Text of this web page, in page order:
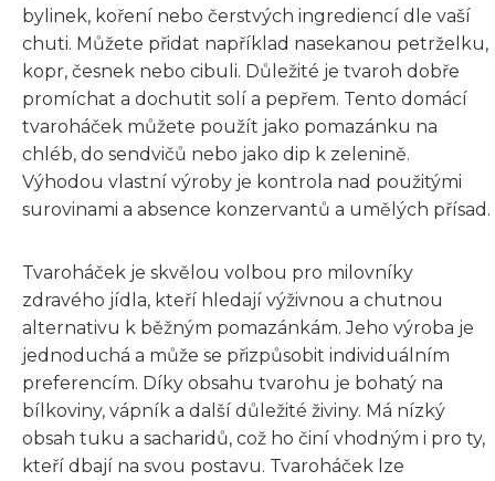
bylinek, koření nebo čerstvých ingrediencí dle vaší
chuti. Můžete přidat například nasekanou petrželku,
kopr, česnek nebo cibuli. Důležité je tvaroh dobře
promíchat a dochutit solí a pepřem. Tento domácí
tvaroháček můžete použít jako pomazánku na
chléb, do sendvičů nebo jako dip k zelenině.
Výhodou vlastní výroby je kontrola nad použitými
surovinami a absence konzervantů a umělých přísad.
Tvaroháček je skvělou volbou pro milovníky
zdravého jídla, kteří hledají výživnou a chutnou
alternativu k běžným pomazánkám. Jeho výroba je
jednoduchá a může se přizpůsobit individuálním
preferencím. Díky obsahu tvarohu je bohatý na
bílkoviny, vápník a další důležité živiny. Má nízký
obsah tuku a sacharidů, což ho činí vhodným i pro ty,
kteří dbají na svou postavu. Tvaroháček lze